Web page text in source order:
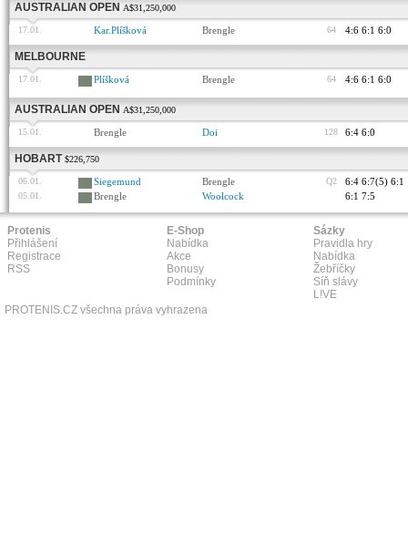
AUSTRALIAN OPEN A$31,250,000
17.01. Kar.Plíšková Brengle 64 4:6 6:1 6:0
MELBOURNE
17.01. Plíšková Brengle 64 4:6 6:1 6:0
AUSTRALIAN OPEN A$31,250,000
15.01. Brengle Doi 128 6:4 6:0
HOBART $226,750
06.01. Siegemund Brengle Q2 6:4 6:7(5) 6:1
05.01. Brengle Woolcock 6:1 7:5
Protenis
Přihlášení
Registrace
RSS
E-Shop
Nabídka
Akce
Bonusy
Podmínky
Sázky
Pravidla hry
Nabídka
Žebříčky
Síň slávy
L!VE
PROTENIS.CZ všechna práva vyhrazena